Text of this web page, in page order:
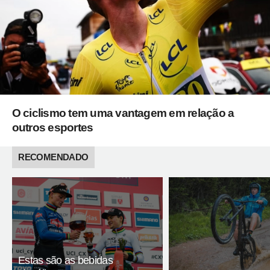
O ciclismo tem uma vantagem em relação a
outros esportes
RECOMENDADO
Estas são as bebidas